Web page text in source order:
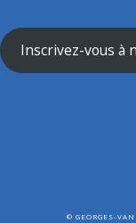
Inscrivez-vous à
© GEORGES-